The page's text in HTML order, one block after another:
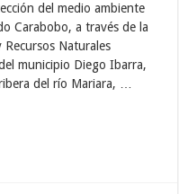
del medio ambiente
Carabobo, a través de la
Naturales
municipio Diego Ibarra,
del río Mariara, …